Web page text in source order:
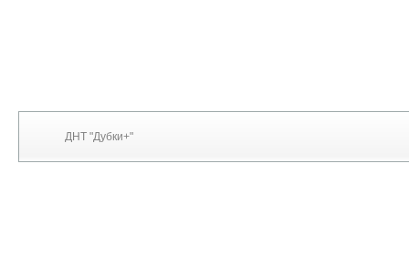
ДНТ "Дубки+"